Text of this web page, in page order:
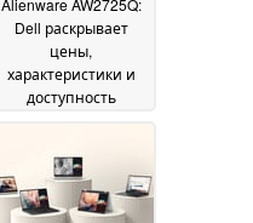
Dell раскрывает
цены,
характеристики и
доступность
почетного лауреата
премии CES 2025
Innovation Award07